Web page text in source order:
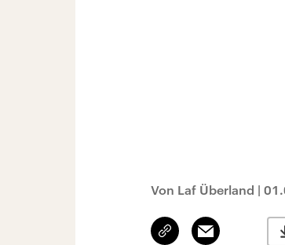
Von Laf Überland |
Link
kopieren/teilen
Email